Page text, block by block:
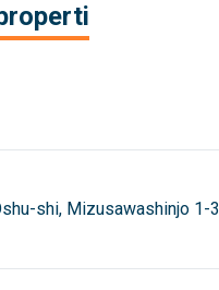
shi, Mizusawashinjo 1-3